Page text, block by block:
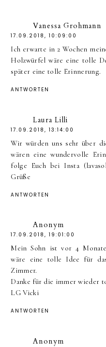
Vanessa Grohmann
17.09.2018, 10:09:00
Ich erwarte in 2 Wochen
Holzwürfel wäre eine tolle
später eine tolle Erinnerung.
ANTWORTEN
Laura Lilli
17.09.2018, 13:14:00
Wir würden uns sehr über
wären eine wundervolle
folge Euch bei Insta
Grüße
ANTWORTEN
Anonym
17.09.2018, 19:01:00
Mein Sohn ist vor 4
wäre eine tolle Idee für
Zimmer.
Danke für die immer wieder
LG Vicki
ANTWORTEN
Anonym